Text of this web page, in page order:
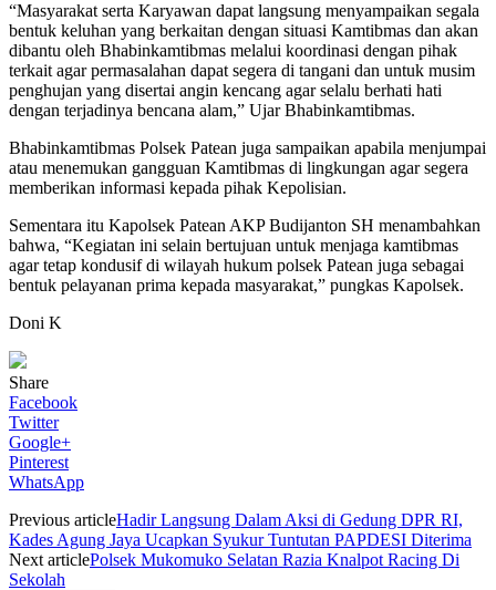
“Masyarakat serta Karyawan dapat langsung menyampaikan segala
bentuk keluhan yang berkaitan dengan situasi Kamtibmas dan akan
dibantu oleh Bhabinkamtibmas melalui koordinasi dengan pihak
terkait agar permasalahan dapat segera di tangani dan untuk musim
penghujan yang disertai angin kencang agar selalu berhati hati
dengan terjadinya bencana alam,” Ujar Bhabinkamtibmas.
Bhabinkamtibmas Polsek Patean juga sampaikan apabila menjumpai
atau menemukan gangguan Kamtibmas di lingkungan agar segera
memberikan informasi kepada pihak Kepolisian.
Sementara itu Kapolsek Patean AKP Budijanton SH menambahkan
bahwa, “Kegiatan ini selain bertujuan untuk menjaga kamtibmas
agar tetap kondusif di wilayah hukum polsek Patean juga sebagai
bentuk pelayanan prima kepada masyarakat,” pungkas Kapolsek.
Doni K
Share
Facebook
Twitter
Google+
Pinterest
WhatsApp
Previous articleHadir Langsung Dalam Aksi di Gedung DPR RI,
Kades Agung Jaya Ucapkan Syukur Tuntutan PAPDESI Diterima
Next articlePolsek Mukomuko Selatan Razia Knalpot Racing Di
Sekolah